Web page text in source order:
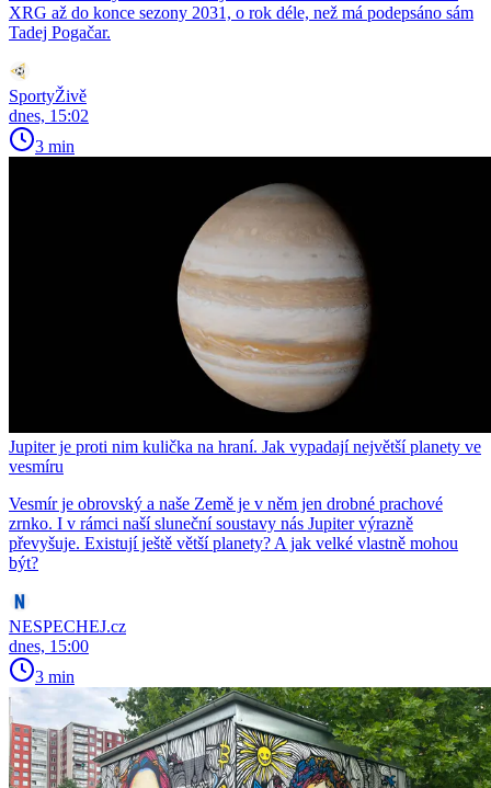
XRG až do konce sezony 2031, o rok déle, než má podepsáno sám
Tadej Pogačar.
SportyŽivě
dnes, 15:02
3 min
Jupiter je proti nim kulička na hraní. Jak vypadají největší planety ve
vesmíru
Vesmír je obrovský a naše Země je v něm jen drobné prachové
zrnko. I v rámci naší sluneční soustavy nás Jupiter výrazně
převyšuje. Existují ještě větší planety? A jak velké vlastně mohou
být?
NESPECHEJ.cz
dnes, 15:00
3 min